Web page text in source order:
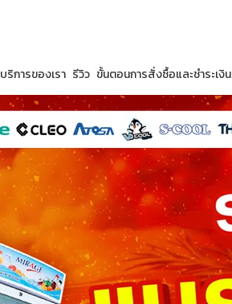
บริการของเรา รีวิว ขั้นตอนการสั่งซื้อและชำระเงิน